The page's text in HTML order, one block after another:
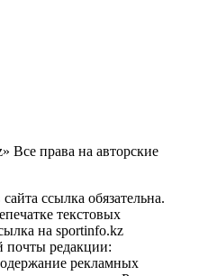
Все права на авторские
ссылка обязательна.
текстовых
на sportinfo.kz
почты редакции:
рекламных